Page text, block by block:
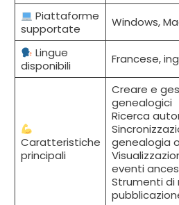
Piattaforme
supportate
Windows,
Lingue
disponibili
Francese,
Caratteristiche
principali
Creare e
genealogici
Ricerca
genealogia
eventi
Strumenti di